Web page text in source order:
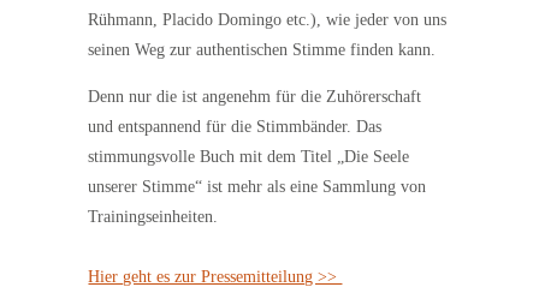
Rühmann, Placido Domingo etc.), wie jeder von uns
seinen Weg zur authentischen Stimme finden kann.
Denn nur die ist angenehm für die Zuhörerschaft
und entspannend für die Stimmbänder. Das
stimmungsvolle Buch mit dem Titel „Die Seele
unserer Stimme“ ist mehr als eine Sammlung von
Trainingseinheiten.
Hier geht es zur Pressemitteilung >>